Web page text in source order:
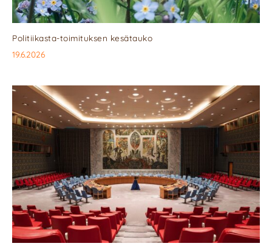
Politiikasta-toimituksen kesätauko
19.6.2026